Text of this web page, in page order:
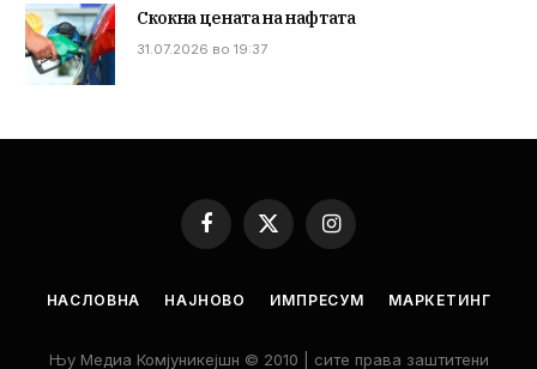
Скокна цената на нафтата
31.07.2026 во 19:37
Facebook
X
Instagram
НАСЛОВНА НАЈНОВО ИМПРЕСУМ МАРКЕТИНГ
Њу Медиа Комјуникејшн © 2010 | сите права заштитени